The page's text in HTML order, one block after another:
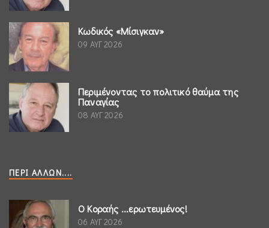
Κωδικός «Μίσιγκαν»
09 ΑΥΓ 2026
Περιμένοντας το πολιτικό θαύμα της
Παναγίας
08 ΑΥΓ 2026
ΠΕΡΊ ΆΛΛΩΝ....
Ο Κοραής ...ερωτευμένος!
06 ΑΥΓ 2026